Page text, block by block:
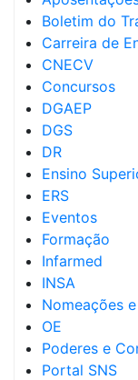
Boletim do
Carreira de
CNECV
Concursos
DGAEP
DGS
DR
Ensino
ERS
Eventos
Formação
Infarmed
INSA
Nomeações
OE
Poderes e
Portal SNS